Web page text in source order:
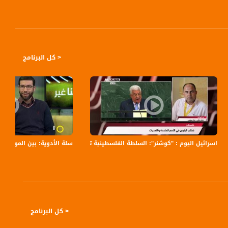
< كل البرنامج
سلة الأدوية: بين الموجود
اسرائيل اليوم : "كوشنر": السلطة الفلسطينية تستحق إجراءات ترامب،مترو الصحافة،16-9-2018-
عباس،صباحنا غير ، 14-6-2018 - مساواة
< كل البرنامج